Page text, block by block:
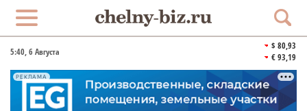
5:40, 6 Августа
$ 80,93
€ 93,19
РЕКЛАМА